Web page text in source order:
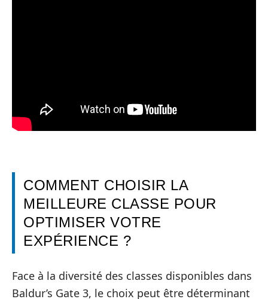
COMMENT CHOISIR LA
MEILLEURE CLASSE POUR
OPTIMISER VOTRE
EXPÉRIENCE ?
Face à la diversité des classes disponibles dans
Baldur’s Gate 3, le choix peut être déterminant